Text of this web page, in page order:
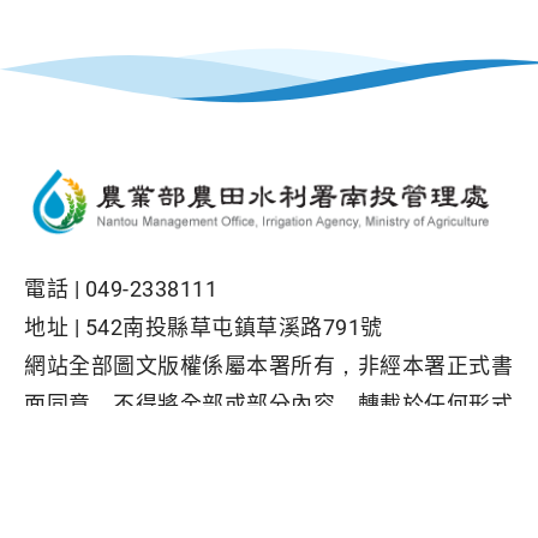
電話 | 049-2338111
地址 | 542南投縣草屯鎮草溪路791號
網站全部圖文版權係屬本署所有，非經本署正式書
面同意，不得將全部或部分內容，轉載於任何形式